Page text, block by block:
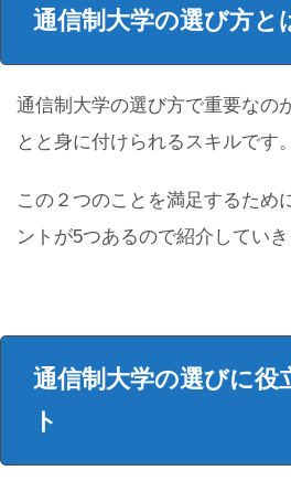
通信制大学の選び方と
通信制大学の選び方で重要なの
とと身に付けられるスキルです。
この２つのことを満足するため
ントが5つあるので紹介していき
通信制大学の選びに役
ト